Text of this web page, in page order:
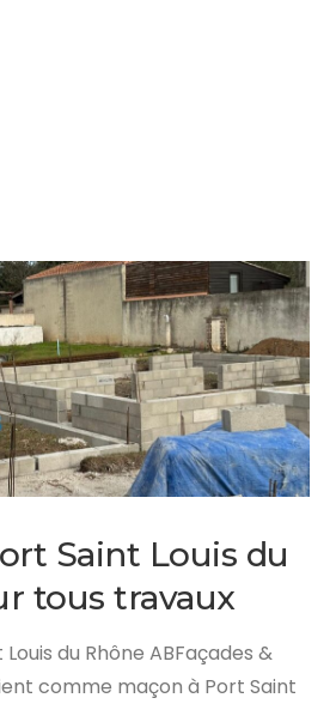
Saint Louis du
tous travaux
du Rhône ABFaçades &
comme maçon à Port Saint